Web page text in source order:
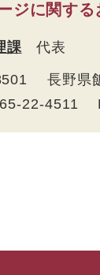
ジに関す
課代表
長野県
22-4511